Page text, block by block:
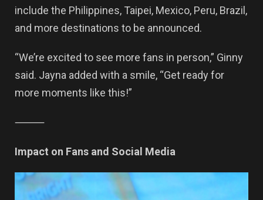
include the Philippines, Taipei, Mexico, Peru, Brazil,
and more destinations to be announced.
“We’re excited to see more fans in person,” Ginny
said. Jayna added with a smile, “Get ready for
more moments like this!”
⸻
Impact on Fans and Social Media